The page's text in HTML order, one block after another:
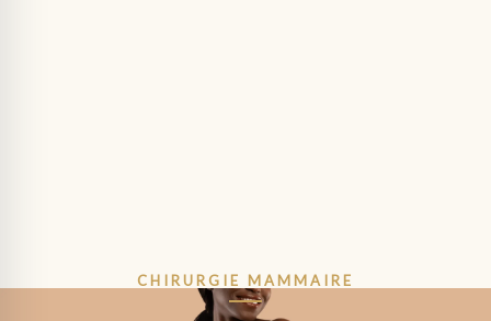
CHIRURGIE MAMMAIRE